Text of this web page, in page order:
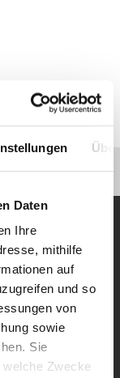
Daten
Ihre
mithilfe
auf
und so
von
sowie
Sie
Zwecke